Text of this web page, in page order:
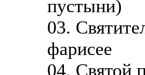
пустыни)
03.
фарисее
04. Святой